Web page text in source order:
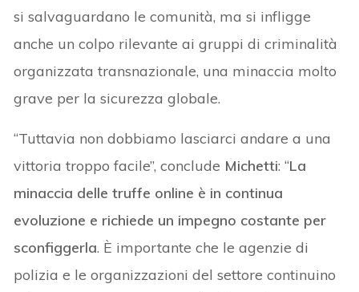
si salvaguardano le comunità, ma si infligge
anche un colpo rilevante ai gruppi di criminalità
organizzata transnazionale, una minaccia molto
grave per la sicurezza globale.
“Tuttavia non dobbiamo lasciarci andare a una
vittoria troppo facile”, conclude Michetti: “La
minaccia delle truffe online è in continua
evoluzione e richiede un impegno costante per
sconfiggerla. È importante che le agenzie di
polizia e le organizzazioni del settore continuino